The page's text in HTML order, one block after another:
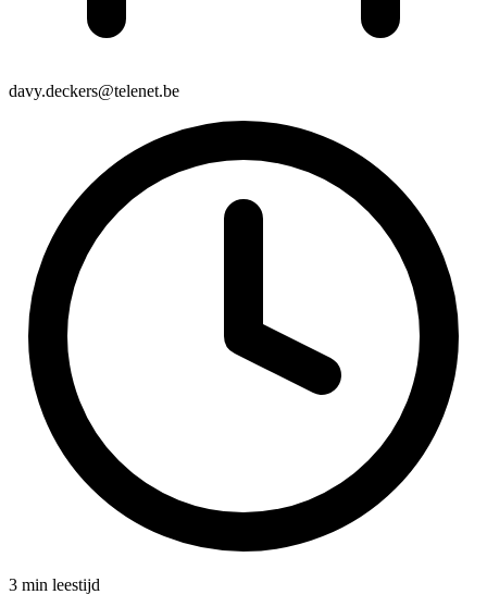
davy.deckers@telenet.be
3 min leestijd